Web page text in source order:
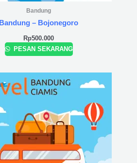
Bandung
Bandung – Bojonegoro
Rp500.000
PESAN SEKARANG